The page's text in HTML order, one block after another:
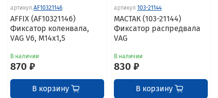
артикул AF10321146
AFFIX (AF10321146)
Фиксатор коленвала,
VAG V6, M14x1,5
В наличии
870 ₽
В корзину
артикул 103-21144
МАСТАК (103-21144)
Фиксатор распредвала
VAG
В наличии
830 ₽
В корзину